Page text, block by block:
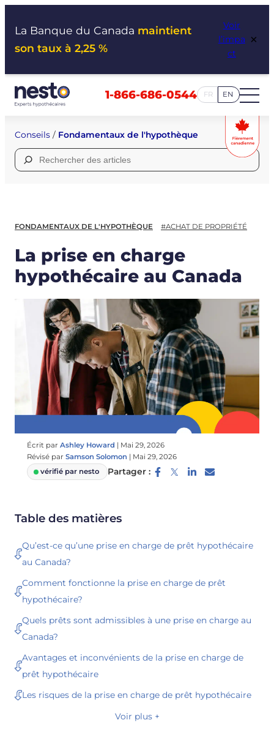
La Banque du Canada maintient
son taux à 2,25 %
Voir
l’impa
ct
×
1-866-686-0544 FR EN
Conseils / Fondamentaux de l'hypothèque
Rechercher :
FONDAMENTAUX DE L'HYPOTHÈQUE #ACHAT DE PROPRIÉTÉ
La prise en charge
hypothécaire au Canada
Écrit par Ashley Howard | Mai 29, 2026
Révisé par Samson Solomon | Mai 29, 2026
vérifié par nesto
Partager :
Table des matières
Qu’est-ce qu’une prise en charge de prêt hypothécaire
au Canada?
Comment fonctionne la prise en charge de prêt
hypothécaire?
Quels prêts sont admissibles à une prise en charge au
Canada?
Avantages et inconvénients de la prise en charge de
prêt hypothécaire
Les risques de la prise en charge de prêt hypothécaire
Voir plus +